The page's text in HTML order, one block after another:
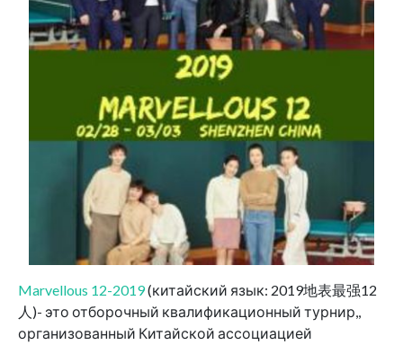
Marvellous 12-2019(китайский язык: 2019地表最强12
人)- это отборочный квалификационный турнир,,
организованный Китайской ассоциацией